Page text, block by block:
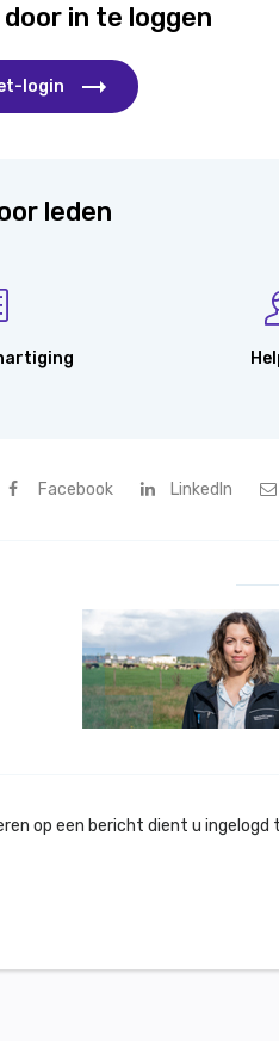
in te loggen
login
leden
Facebook LinkedIn
op een bericht dient u ingelogd